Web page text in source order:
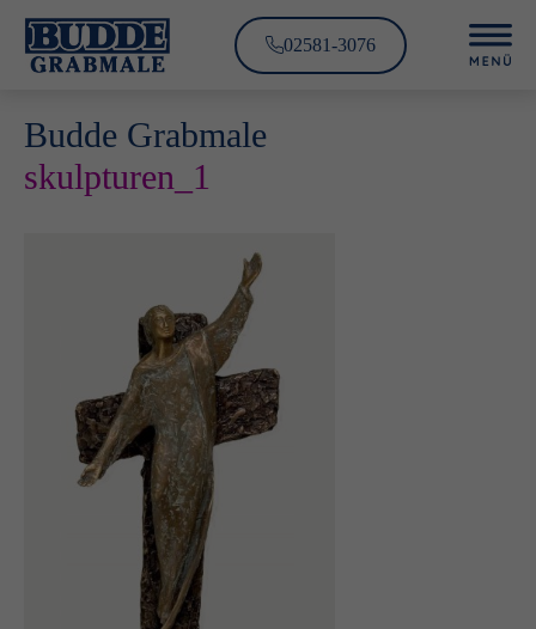
02581-3076
Budde Grabmale
skulpturen_1